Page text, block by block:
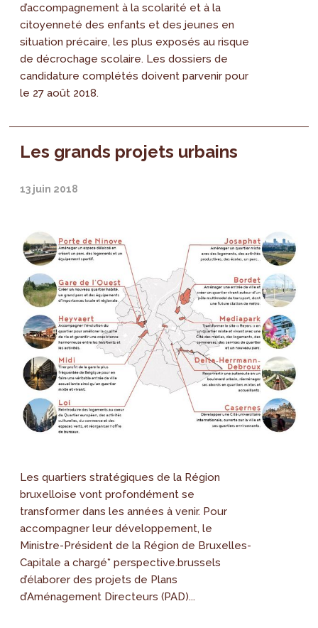
d’accompagnement à la scolarité et à la
citoyenneté des enfants et des jeunes en
situation précaire, les plus exposés au risque
de décrochage scolaire. Les dossiers de
candidature complétés doivent parvenir pour
le 27 août 2018.
Les grands projets urbains
13 juin 2018
Les quartiers stratégiques de la Région
bruxelloise vont profondément se
transformer dans les années à venir. Pour
accompagner leur développement, le
Ministre-Président de la Région de Bruxelles-
Capitale a chargé* perspective.brussels
d’élaborer des projets de Plans
d’Aménagement Directeurs (PAD)...